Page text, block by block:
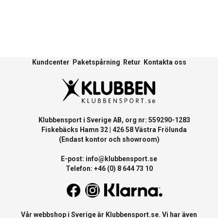
Kundcenter Paketspårning Retur Kontakta oss
Klubbensport i Sverige AB, org nr: 559290-1283
Fiskebäcks Hamn 32 | 426 58 Västra Frölunda
(Endast kontor och showroom)
E-post: info@klubbensport.se
Telefon: +46 (0) 8 644 73 10
Vår webbshop i Sverige är Klubbensport.se. Vi har även